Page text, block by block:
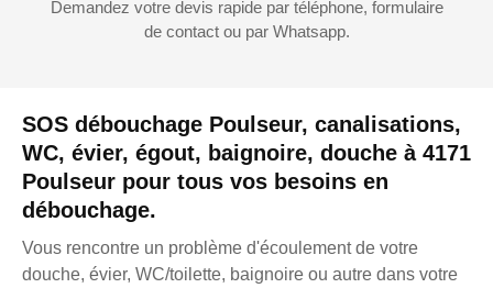
SOS débouchage Poulseur, canalisations,
WC, évier, égout, baignoire, douche à 4171
Poulseur pour tous vos besoins en
débouchage.
Vous rencontre un problème d'écoulement de votre
douche, évier, WC/toilette, baignoire ou autre dans votre
Demandez votre devis rapide par téléphone, formulaire
de contact ou par Whatsapp.